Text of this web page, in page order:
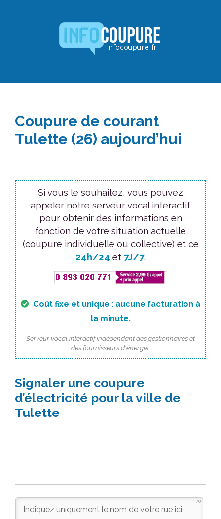
Coupure de courant
Tulette (26) aujourd’hui
Si vous le souhaitez, vous pouvez
appeler notre serveur vocal interactif
pour obtenir des informations en
fonction de votre situation actuelle
(coupure individuelle ou collective) et ce
24h/24 et 7J/7.
Coût fixe et unique : aucune facturation à
la minute.
Serveur vocal interactif indépendant des gestionnaires et
des fournisseurs d'énergie.
Signaler une coupure
d’électricité pour la ville de
Tulette
70